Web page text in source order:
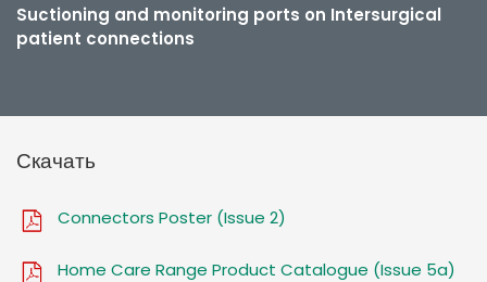
Suctioning and monitoring ports on Intersurgical
patient connections
Скачать
Connectors Poster (Issue 2)
Home Care Range Product Catalogue (Issue 5a)